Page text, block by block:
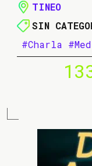
TINEO
SIN
#Charla